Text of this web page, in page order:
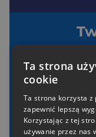
Specjalne
Pakiet
Brak opłat
Ta strona
cookie
Ta strona korzysta z
zapewnić lepszą
Korzystając z tej
używanie przez nas